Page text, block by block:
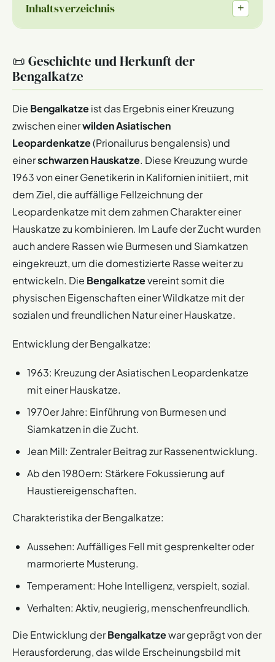
Inhaltsverzeichnis +
📜 Geschichte und Herkunft der
Bengalkatze
Die Bengalkatzeist das Ergebnis einer Kreuzung
zwischen einerwilden Asiatischen
Leopardenkatze(Prionailurus bengalensis) und
einerschwarzen Hauskatze. Diese Kreuzung wurde
1963 von einer Genetikerin in Kalifornien initiiert, mit
dem Ziel, die auffällige Fellzeichnung der
Leopardenkatze mit dem zahmen Charakter einer
Hauskatze zu kombinieren. Im Laufe der Zucht wurden
auch andere Rassen wie Burmesen und Siamkatzen
eingekreuzt, um die domestizierte Rasse weiter zu
entwickeln. Die Bengalkatzevereint somit die
physischen Eigenschaften einer Wildkatze mit der
sozialen und freundlichen Natur einer Hauskatze.
Entwicklung der Bengalkatze:
1963: Kreuzung der Asiatischen Leopardenkatze
mit einer Hauskatze.
1970er Jahre: Einführung von Burmesen und
Siamkatzen in die Zucht.
Jean Mill: Zentraler Beitrag zur Rassenentwicklung.
Ab den 1980ern: Stärkere Fokussierung auf
Haustiereigenschaften.
Charakteristika der Bengalkatze:
Aussehen: Auffälliges Fell mit gesprenkelter oder
marmorierte Musterung.
Temperament: Hohe Intelligenz, verspielt, sozial.
Verhalten: Aktiv, neugierig, menschenfreundlich.
Die Entwicklung derBengalkatzewar geprägt von der
Herausforderung, das wilde Erscheinungsbild mit